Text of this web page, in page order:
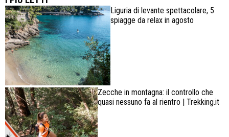
Liguria di levante spettacolare, 5
spiagge da relax in agosto
Zecche in montagna: il controllo che
quasi nessuno fa al rientro | Trekking.it